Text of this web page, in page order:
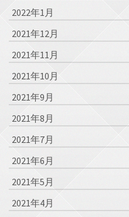
2022年1月
2021年12月
2021年11月
2021年10月
2021年9月
2021年8月
2021年7月
2021年6月
2021年5月
2021年4月